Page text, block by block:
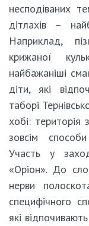
несподіваних
дітлахів –
Наприклад,
крижаної
найбажаніші
діти, які
таборі
хобі: територія
зовсім
Участь у
«Оріон». До
нерви
специфічного
які